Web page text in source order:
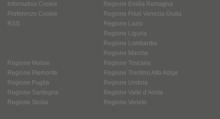
Informativa Cookie
Preferenze Cookie
RSS
Regione Emilia Romagna
Regione Friuli Venezia Giulia
Regione Lazio
Regione Liguria
Regione Lombardia
Regione Marche
Regione Molise
Regione Piemonte
Regione Puglia
Regione Sardegna
Regione Sicilia
Regione Toscana
Regione Trentino Alto Adige
Regione Umbria
Regione Valle d’Aosta
Regione Veneto